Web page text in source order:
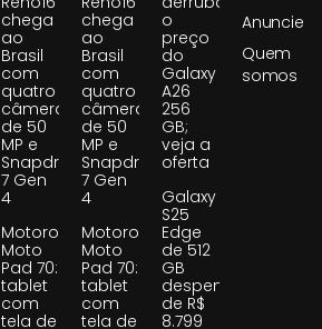
chega
ao
Brasil
com
quatro
câmeras
de 50
MP e
Snapdragon
7 Gen
4
Motorola
Moto
Pad 70:
tablet
com
tela de
chega
ao
Brasil
com
quatro
câmeras
de 50
MP e
Snapdragon
7 Gen
4
Motorola
Moto
Pad 70:
tablet
com
tela de
o
preço
do
Galaxy
A26
256
GB;
veja a
oferta
Galaxy
S25
Edge
de 512
GB
despenca
de R$
8.799
Anuncie
Quem
somos